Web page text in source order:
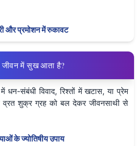
और प्रमोशन में रुकावट
जीवन में सुख आता है?
धन-संबंधी विवाद, रिश्तों में खटास, या प्रेम
व्रत शुक्र ग्रह को बल देकर जीवनसाथी से
के ज्योतिषीय उपाय